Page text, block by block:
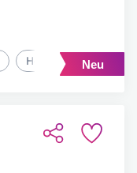
Homeoffice